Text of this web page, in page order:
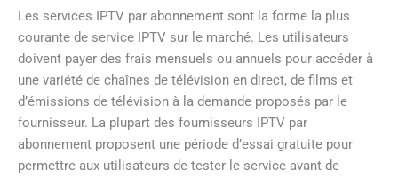
Les services IPTV par abonnement sont la forme la plus
courante de service IPTV sur le marché. Les utilisateurs
doivent payer des frais mensuels ou annuels pour accéder à
une variété de chaînes de télévision en direct, de films et
d’émissions de télévision à la demande proposés par le
fournisseur. La plupart des fournisseurs IPTV par
abonnement proposent une période d’essai gratuite pour
permettre aux utilisateurs de tester le service avant de